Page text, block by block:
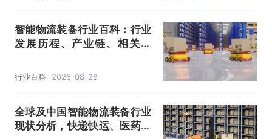
智能物流装备行业百科：行业
发展历程、产业链、相关政
「图」
行业百科 2025-08-28
全球及中国智能物流装备行业
现状分析，快递快运、医药、